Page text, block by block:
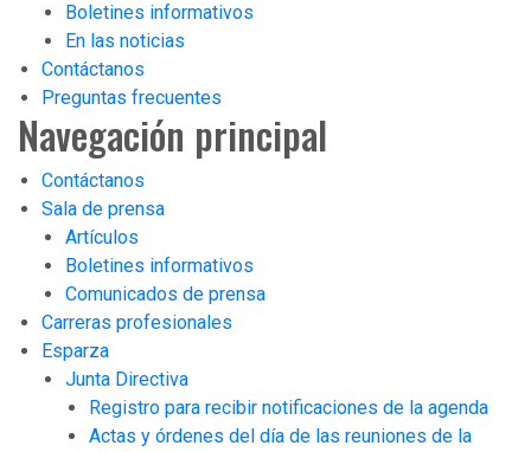
Boletines informativos
En las noticias
Contáctanos
Preguntas frecuentes
Navegación principal
Contáctanos
Sala de prensa
Artículos
Boletines informativos
Comunicados de prensa
Carreras profesionales
Esparza
Junta Directiva
Registro para recibir notificaciones de la agenda
Actas y órdenes del día de las reuniones de la